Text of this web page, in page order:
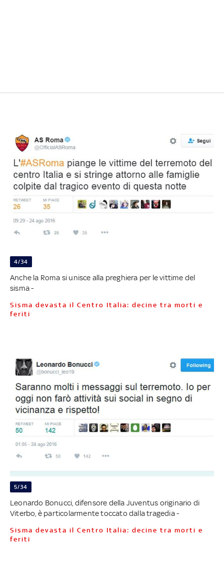
4/34
Anche la Roma si unisce alla preghiera per le vittime del
sisma -
Sisma devasta il Centro Italia: decine tra morti e
feriti
5/34
Leonardo Bonucci, difensore della Juventus originario di
Viterbo, è particolarmente toccato dalla tragedia -
Sisma devasta il Centro Italia: decine tra morti e
feriti